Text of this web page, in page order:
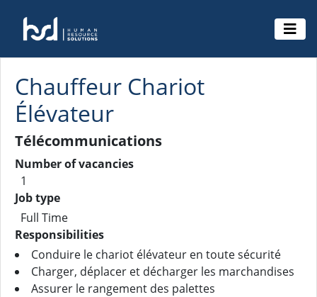
Chauffeur Chariot
Élévateur
Télécommunications
Number of vacancies
1
Job type
Full Time
Responsibilities
Conduire le chariot élévateur en toute sécurité
Charger, déplacer et décharger les marchandises
Assurer le rangement des palettes